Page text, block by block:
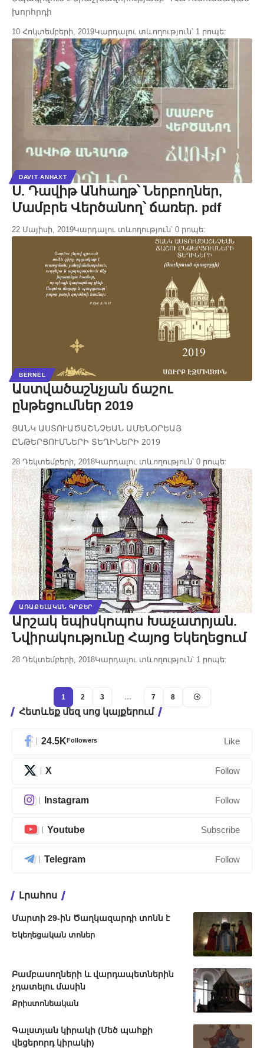
խորհրդի
10 Հոկտեմբերի, 2019Կարդալու տևողություն՝ 1 րոպե:
DAVIT ANHAXT
Ս. Դավիթ Անհաղթ՝ Ներբողներ,
Մամբրե Վերծանող՝ ճառեր. pdf
22 Մայիսի, 2019Կարդալու տևողություն՝ 0 րոպե:
BERNEL
Աստվածաշնչյան ճաշու
ընթեցումներ 2019
ՑԱՆԿ ԱՍՏՈՒԱԾԱՇՆՉԵԱՆ ԱՄԵՆՕՐԵԱՅ
ԸՆԹԵՐՑՈՒՄՆԵՐԻ ՏԵՂԻՆԵՐԻ 2019
28 Դեկտեմբերի, 2018Կարդալու տևողություն՝ 0 րոպե:
ԱՌԱՔԵԼԱԿԱՆ ԳՐՔԵՐ
Արշակ եպիսկոպոս Խաչատրյան.
Նվիրակությունը Հայոց Եկեղեցում
28 Դեկտեմբերի, 2018Կարդալու տևողություն՝ 1 րոպե:
1 2 3 … 7 8
Հետևեք մեզ սոց կայքերում
24.5KFollowers Like
X Follow
Instagram Follow
Youtube Subscribe
Telegram Follow
Լրահոս
Մարտի 29-ին Ծաղկազարդի տոնն է
Եկեղեցական տոներ
Բամբասողների և վարդապետներին
չդատելու մասին
Քրիստոնեական
Գալստյան կիրակի (Մեծ պահքի
վեցերորդ կիրակի)